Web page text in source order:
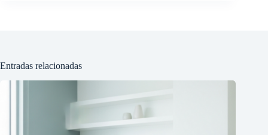
Entradas relacionadas